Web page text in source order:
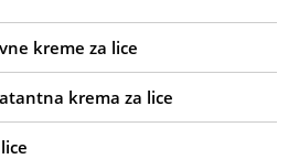
kreme za lice
krema za lice